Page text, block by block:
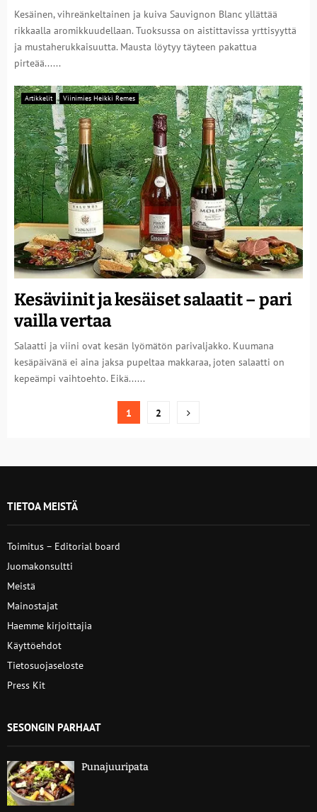
Kesäinen, vihreänkeltainen ja kuiva Sauvignon Blanc yllättää
rikkaalla aromikkuudellaan. Tuoksussa on aistittavissa yrttisyyttä
ja mustaherukkaisuutta. Mausta löytyy täyteen pakattua
pirteää......
Artikkelit Viinimies Heikki Remes
Kesäviinit ja kesäiset salaatit – pari
vailla vertaa
Salaatti ja viini ovat kesän lyömätön parivaljakko. Kuumana
kesäpäivänä ei aina jaksa pupeltaa makkaraa, joten salaatti on
kepeämpi vaihtoehto. Eikä......
1 2
TIETOA MEISTÄ
Toimitus – Editorial board
Juomakonsultti
Meistä
Mainostajat
Haemme kirjoittajia
Käyttöehdot
Tietosuojaseloste
Press Kit
SESONGIN PARHAAT
Punajuuripata